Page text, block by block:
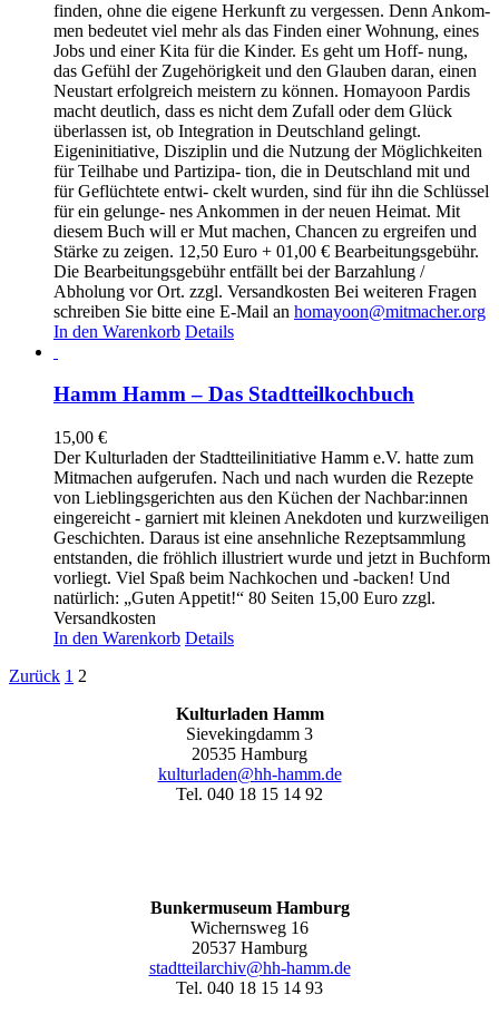
finden, ohne die eigene Herkunft zu vergessen. Denn Ankom-
men bedeutet viel mehr als das Finden einer Wohnung, eines
Jobs und einer Kita für die Kinder. Es geht um Hoff- nung,
das Gefühl der Zugehörigkeit und den Glauben daran, einen
Neustart erfolgreich meistern zu können. Homayoon Pardis
macht deutlich, dass es nicht dem Zufall oder dem Glück
überlassen ist, ob Integration in Deutschland gelingt.
Eigeninitiative, Disziplin und die Nutzung der Möglichkeiten
für Teilhabe und Partizipa- tion, die in Deutschland mit und
für Geflüchtete entwi- ckelt wurden, sind für ihn die Schlüssel
für ein gelunge- nes Ankommen in der neuen Heimat. Mit
diesem Buch will er Mut machen, Chancen zu ergreifen und
Stärke zu zeigen. 12,50 Euro + 01,00 € Bearbeitungsgebühr.
Die Bearbeitungsgebühr entfällt bei der Barzahlung /
Abholung vor Ort. zzgl. Versandkosten Bei weiteren Fragen
schreiben Sie bitte eine E-Mail an homayoon@mitmacher.org
In den Warenkorb Details
Hamm Hamm – Das Stadtteilkochbuch
15,00 €
Der Kulturladen der Stadtteilinitiative Hamm e.V. hatte zum
Mitmachen aufgerufen. Nach und nach wurden die Rezepte
von Lieblingsgerichten aus den Küchen der Nachbar:innen
eingereicht - garniert mit kleinen Anekdoten und kurzweiligen
Geschichten. Daraus ist eine ansehnliche Rezeptsammlung
entstanden, die fröhlich illustriert wurde und jetzt in Buchform
vorliegt. Viel Spaß beim Nachkochen und -backen! Und
natürlich: „Guten Appetit!“ 80 Seiten 15,00 Euro zzgl.
Versandkosten
In den Warenkorb Details
Zurück 1 2
Kulturladen Hamm
Sievekingdamm 3
20535 Hamburg
kulturladen@hh-hamm.de
Tel. 040 18 15 14 92
Bunkermuseum Hamburg
Wichernsweg 16
20537 Hamburg
stadtteilarchiv@hh-hamm.de
Tel. 040 18 15 14 93